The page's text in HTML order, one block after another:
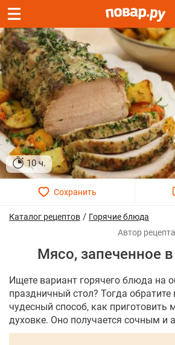
10 ч.
Каталог рецептов / Горячие блюда
Мясо, запеченное
Ищете вариант горячего блюда на
праздничный стол? Тогда
чудесный способ, как приготовить
духовке. Оно получается сочным и